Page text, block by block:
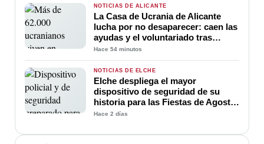
NOTICIAS DE ALICANTE
La Casa de Ucrania de Alicante
lucha por no desaparecer: caen las
ayudas y el voluntariado tras
cuatro años de guerra
Hace 54 minutos
NOTICIAS DE ELCHE
Elche despliega el mayor
dispositivo de seguridad de su
historia para las Fiestas de Agosto:
3.725 efectivos
Hace 2 días